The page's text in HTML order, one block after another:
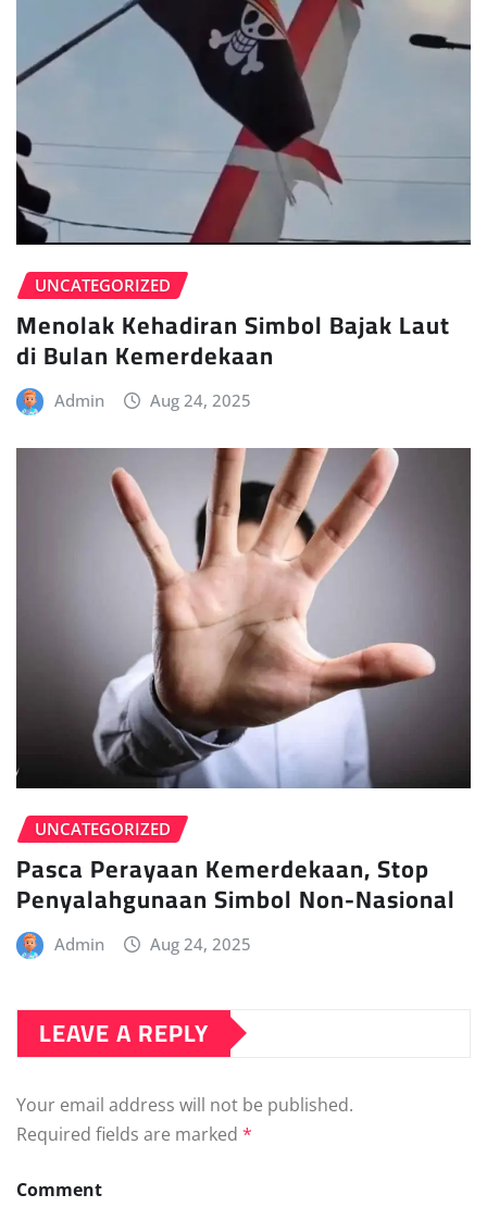
UNCATEGORIZED
Menolak Kehadiran Simbol Bajak Laut
di Bulan Kemerdekaan
Admin Aug 24, 2025
UNCATEGORIZED
Pasca Perayaan Kemerdekaan, Stop
Penyalahgunaan Simbol Non-Nasional
Admin Aug 24, 2025
LEAVE A REPLY
Your email address will not be published.
Required fields are marked *
Comment